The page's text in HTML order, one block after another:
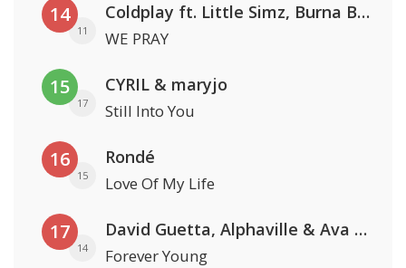
14
11
Coldplay ft. Little Simz, Burna Boy, Elyanna & Tini
WE PRAY
15
17
CYRIL & maryjo
Still Into You
16
15
Rondé
Love Of My Life
17
14
David Guetta, Alphaville & Ava Max
Forever Young